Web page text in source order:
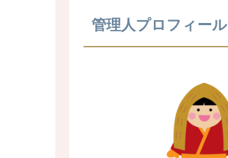
管理人プロフィール